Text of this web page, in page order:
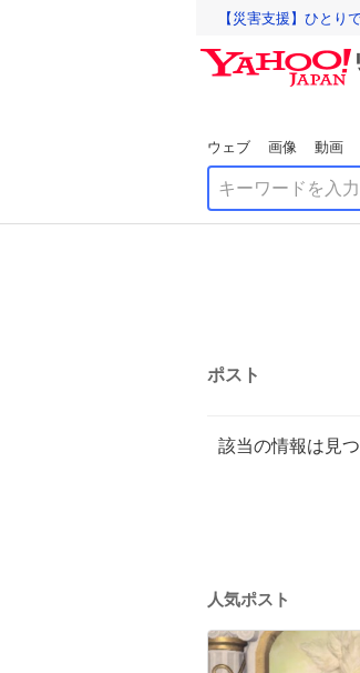
【災害支援】ひとり
ウェブ 画像 動画
ポスト
該当の情報は見
人気ポスト